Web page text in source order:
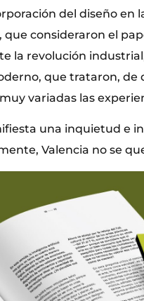
del diseño en
que consideraron el
la revolución
que trataron, de
variadas las
una inquietud e
Valencia no se